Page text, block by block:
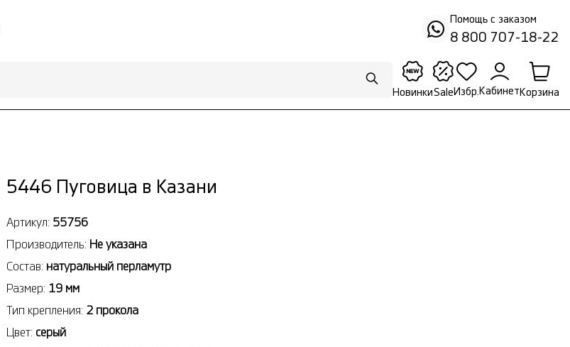
Помощь с заказом
8 800 707-18-22
НовинкиSale Избр. Кабинет Корзина
5446 Пуговица в Казани
Артикул: 55756
Производитель: Не указана
Состав: натуральный перламутр
Размер: 19 мм
Тип крепления: 2 прокола
Цвет: серый